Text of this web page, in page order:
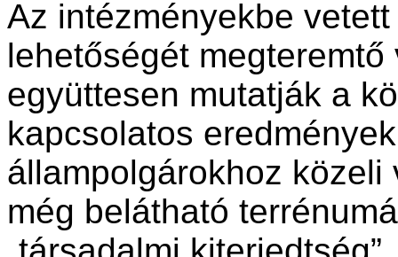
Az intézményekbe
lehetőségét
együttesen mutatják a
kapcsolatos
állampolgárokhoz
még belátható